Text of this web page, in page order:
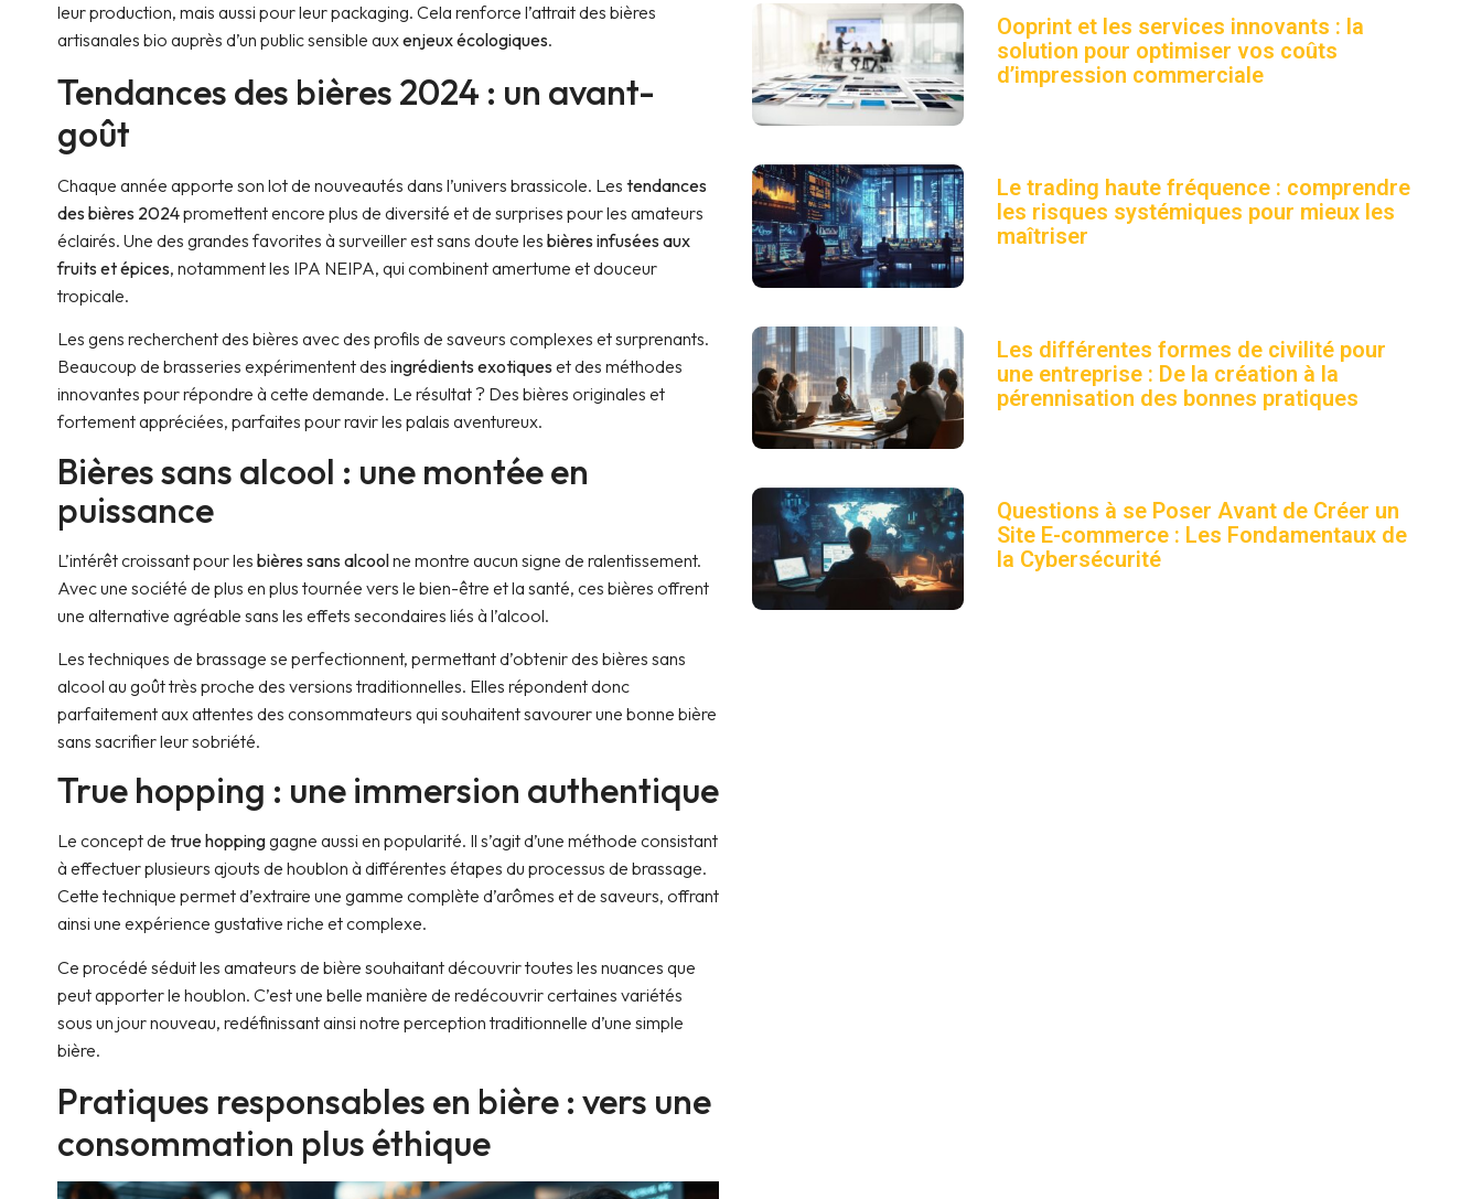
leur production, mais aussi pour leur packaging. Cela renforce l’attrait des bières
artisanales bio auprès d’un public sensible auxenjeux écologiques.
Tendances des bières 2024 : un avant-
goût
Chaque année apporte son lot de nouveautés dans l’univers brassicole. Les tendances
des bières 2024promettent encore plus de diversité et de surprises pour les amateurs
éclairés. Une des grandes favorites à surveiller est sans doute les bières infusées aux
fruits et épices, notamment les IPA NEIPA, qui combinent amertume et douceur
tropicale.
Les gens recherchent des bières avec des profils de saveurs complexes et surprenants.
Beaucoup de brasseries expérimentent des ingrédients exotiques et des méthodes
innovantes pour répondre à cette demande. Le résultat ? Des bières originales et
fortement appréciées, parfaites pour ravir les palais aventureux.
Bières sans alcool : une montée en
puissance
L’intérêt croissant pour les bières sans alcoolne montre aucun signe de ralentissement.
Avec une société de plus en plus tournée vers le bien-être et la santé, ces bières offrent
une alternative agréable sans les effets secondaires liés à l’alcool.
Les techniques de brassage se perfectionnent, permettant d’obtenir des bières sans
alcool au goût très proche des versions traditionnelles. Elles répondent donc
parfaitement aux attentes des consommateurs qui souhaitent savourer une bonne bière
sans sacrifier leur sobriété.
True hopping : une immersion authentique
Le concept de true hoppinggagne aussi en popularité. Il s’agit d’une méthode consistant
à effectuer plusieurs ajouts de houblon à différentes étapes du processus de brassage.
Cette technique permet d’extraire une gamme complète d’arômes et de saveurs, offrant
ainsi une expérience gustative riche et complexe.
Ce procédé séduit les amateurs de bière souhaitant découvrir toutes les nuances que
peut apporter le houblon. C’est une belle manière de redécouvrir certaines variétés
sous un jour nouveau, redéfinissant ainsi notre perception traditionnelle d’une simple
bière.
Pratiques responsables en bière : vers une
consommation plus éthique
Ooprint et les services innovants : la
solution pour optimiser vos coûts
d’impression commerciale
Le trading haute fréquence : comprendre
les risques systémiques pour mieux les
maîtriser
Les différentes formes de civilité pour
une entreprise : De la création à la
pérennisation des bonnes pratiques
Questions à se Poser Avant de Créer un
Site E-commerce : Les Fondamentaux de
la Cybersécurité